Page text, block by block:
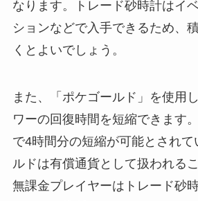
なります。トレード砂時計はイ
ションなどで入手できるため、
くとよいでしょう。
また、「ポケゴールド」を使用
ワーの回復時間を短縮できます
で4時間分の短縮が可能とされ
ルドは有償通貨として扱われる
無課金プレイヤーはトレード砂